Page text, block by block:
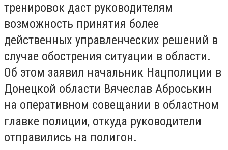
тренировок даст руководителям
возможность принятия более
действенных управленческих решений в
случае обострения ситуации в области.
Об этом заявил начальник Нацполиции в
Донецкой области Вячеслав Аброськин
на оперативном совещании в областном
главке полиции, откуда руководители
отправились на полигон.